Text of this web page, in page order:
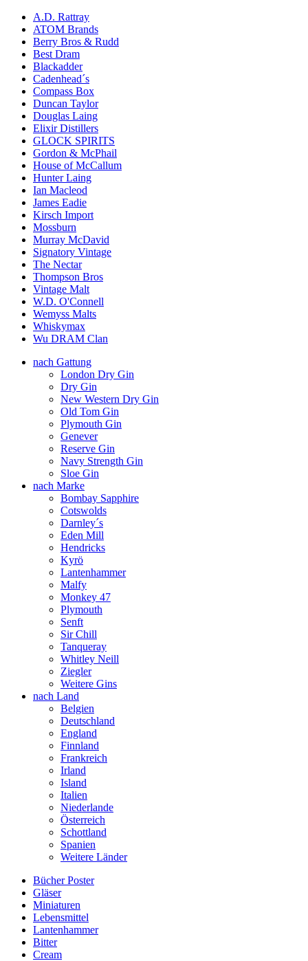
A.D. Rattray
ATOM Brands
Berry Bros & Rudd
Best Dram
Blackadder
Cadenhead´s
Compass Box
Duncan Taylor
Douglas Laing
Elixir Distillers
GLOCK SPIRITS
Gordon & McPhail
House of McCallum
Hunter Laing
Ian Macleod
James Eadie
Kirsch Import
Mossburn
Murray McDavid
Signatory Vintage
The Nectar
Thompson Bros
Vintage Malt
W.D. O'Connell
Wemyss Malts
Whiskymax
Wu DRAM Clan
nach Gattung
London Dry Gin
Dry Gin
New Western Dry Gin
Old Tom Gin
Plymouth Gin
Genever
Reserve Gin
Navy Strength Gin
Sloe Gin
nach Marke
Bombay Sapphire
Cotswolds
Darnley´s
Eden Mill
Hendricks
Kyrö
Lantenhammer
Malfy
Monkey 47
Plymouth
Senft
Sir Chill
Tanqueray
Whitley Neill
Ziegler
Weitere Gins
nach Land
Belgien
Deutschland
England
Finnland
Frankreich
Irland
Island
Italien
Niederlande
Österreich
Schottland
Spanien
Weitere Länder
Bücher Poster
Gläser
Miniaturen
Lebensmittel
Lantenhammer
Bitter
Cream